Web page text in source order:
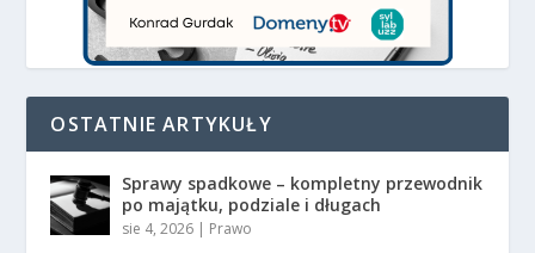
OSTATNIE ARTYKUŁY
Sprawy spadkowe – kompletny przewodnik
po majątku, podziale i długach
sie 4, 2026 | Prawo